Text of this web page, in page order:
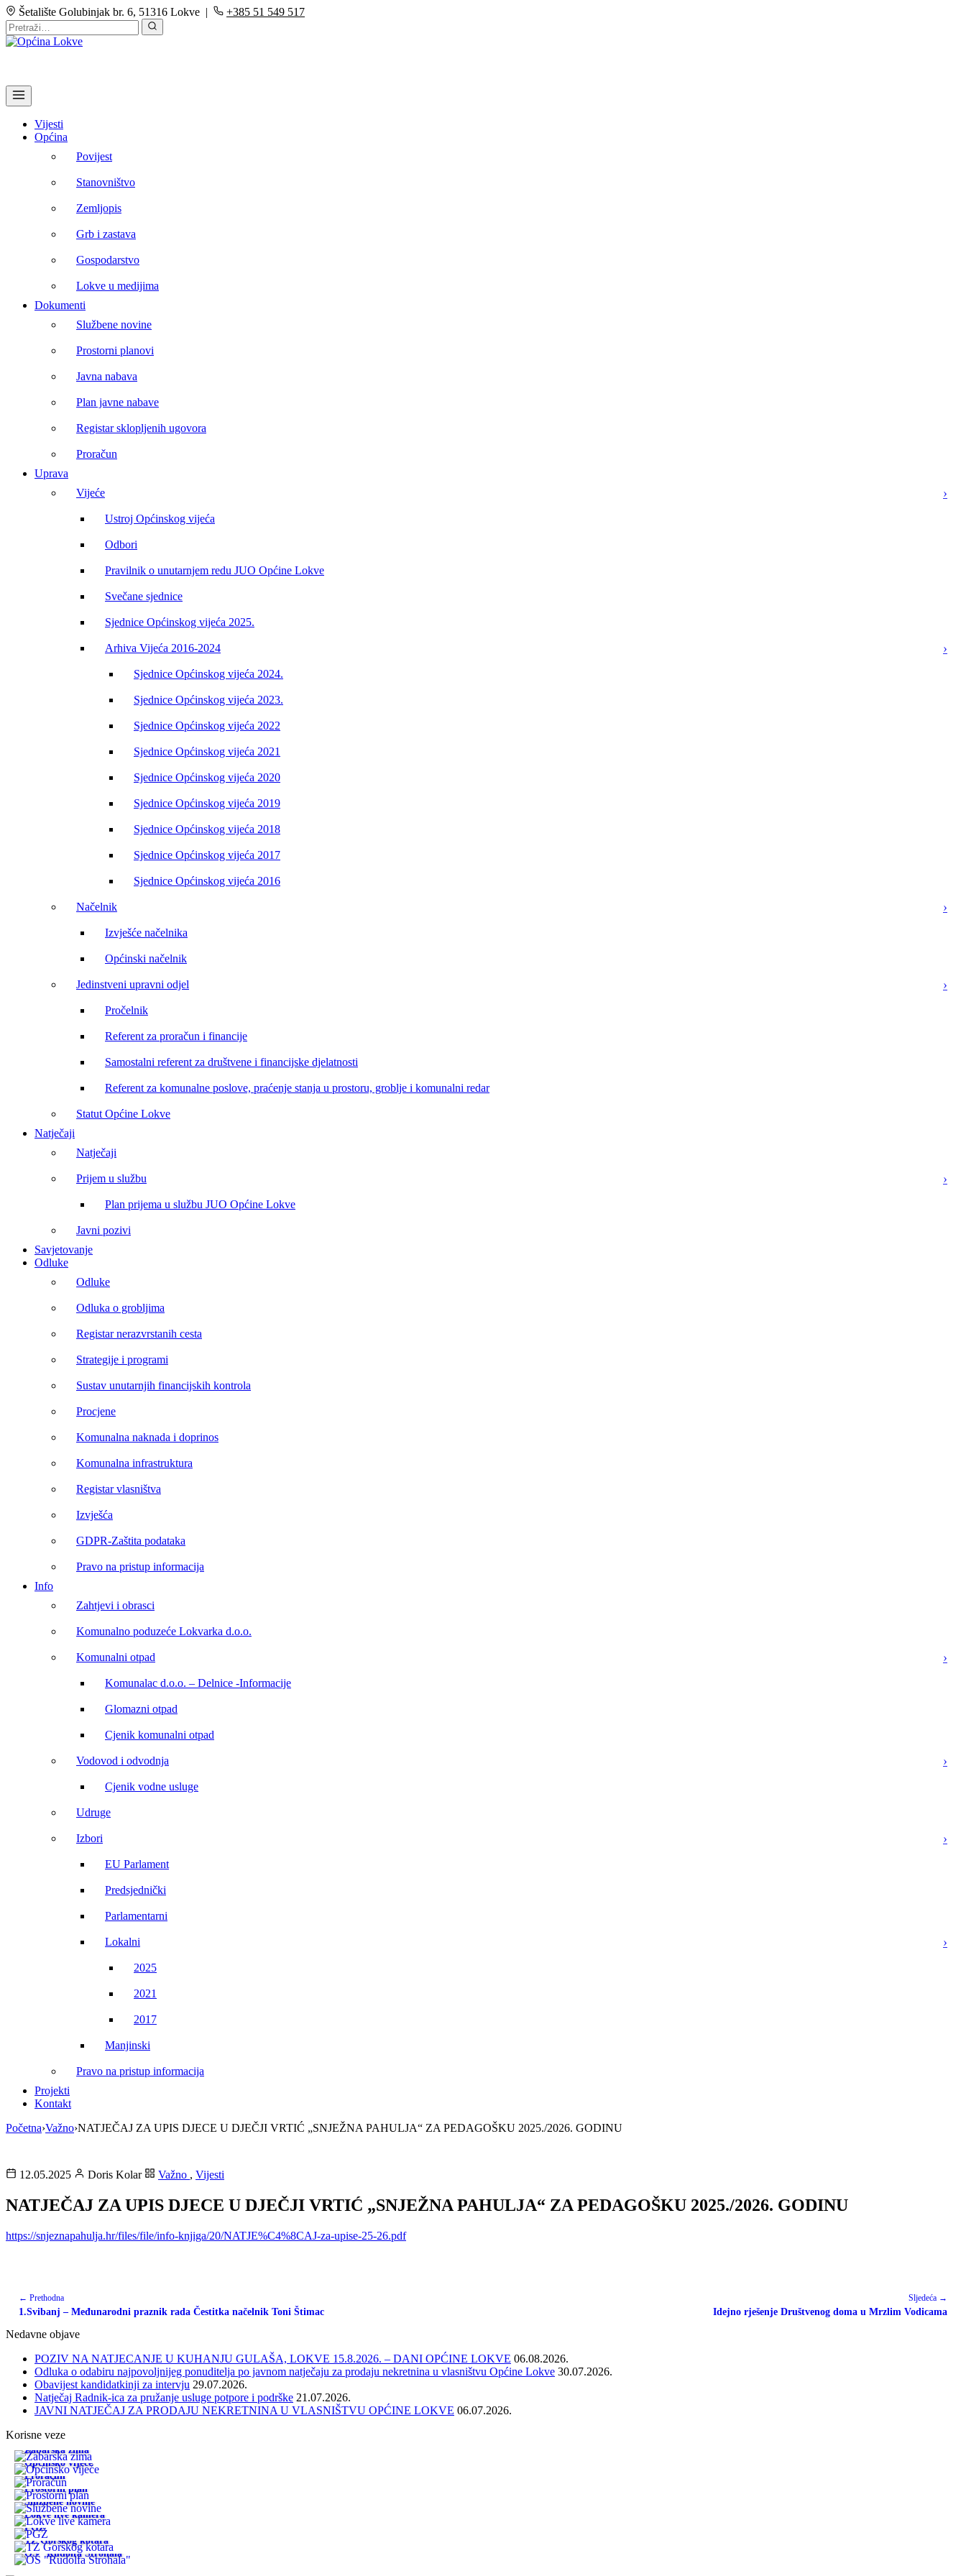
Šetalište Golubinjak br. 6, 51316 Lokve | +385 51 549 517
Vijesti
Općina
Povijest
Stanovništvo
Zemljopis
Grb i zastava
Gospodarstvo
Lokve u medijima
Dokumenti
Službene novine
Prostorni planovi
Javna nabava
Plan javne nabave
Registar sklopljenih ugovora
Proračun
Uprava
Vijeće
Ustroj Općinskog vijeća
Odbori
Pravilnik o unutarnjem redu JUO Općine Lokve
Svečane sjednice
Sjednice Općinskog vijeća 2025.
Arhiva Vijeća 2016-2024
Sjednice Općinskog vijeća 2024.
Sjednice Općinskog vijeća 2023.
Sjednice Općinskog vijeća 2022
Sjednice Općinskog vijeća 2021
Sjednice Općinskog vijeća 2020
Sjednice Općinskog vijeća 2019
Sjednice Općinskog vijeća 2018
Sjednice Općinskog vijeća 2017
Sjednice Općinskog vijeća 2016
Načelnik
Izvješće načelnika
Općinski načelnik
Jedinstveni upravni odjel
Pročelnik
Referent za proračun i financije
Samostalni referent za društvene i financijske djelatnosti
Referent za komunalne poslove, praćenje stanja u prostoru, groblje i komunalni redar
Statut Općine Lokve
Natječaji
Natječaji
Prijem u službu
Plan prijema u službu JUO Općine Lokve
Javni pozivi
Savjetovanje
Odluke
Odluke
Odluka o grobljima
Registar nerazvrstanih cesta
Strategije i programi
Sustav unutarnjih financijskih kontrola
Procjene
Komunalna naknada i doprinos
Komunalna infrastruktura
Registar vlasništva
Izvješća
GDPR-Zaštita podataka
Pravo na pristup informacija
Info
Zahtjevi i obrasci
Komunalno poduzeće Lokvarka d.o.o.
Komunalni otpad
Komunalac d.o.o. – Delnice -Informacije
Glomazni otpad
Cjenik komunalni otpad
Vodovod i odvodnja
Cjenik vodne usluge
Udruge
Izbori
EU Parlament
Predsjednički
Parlamentarni
Lokalni
2025
2021
2017
Manjinski
Pravo na pristup informacija
Projekti
Kontakt
Početna›Važno›NATJEČAJ ZA UPIS DJECE U DJEČJI VRTIĆ „SNJEŽNA PAHULJA“ ZA PEDAGOŠKU 2025./2026. GODINU
12.05.2025 Doris Kolar Važno , Vijesti
NATJEČAJ ZA UPIS DJECE U DJEČJI VRTIĆ „SNJEŽNA PAHULJA“ ZA PEDAGOŠKU 2025./2026. GODINU
https://snjeznapahulja.hr/files/file/info-knjiga/20/NATJE%C4%8CAJ-za-upise-25-26.pdf
← Prethodna
1.Svibanj – Međunarodni praznik rada Čestitka načelnik Toni Štimac
Sljedeća →
Idejno rješenje Društvenog doma u Mrzlim Vodicama
Nedavne objave
POZIV NA NATJECANJE U KUHANJU GULAŠA, LOKVE 15.8.2026. – DANI OPĆINE LOKVE 06.08.2026.
Odluka o odabiru najpovoljnijeg ponuditelja po javnom natječaju za prodaju nekretnina u vlasništvu Općine Lokve 30.07.2026.
Obavijest kandidatkinji za intervju 29.07.2026.
Natječaj Radnik-ica za pružanje usluge potpore i podrške 21.07.2026.
JAVNI NATJEČAJ ZA PRODAJU NEKRETNINA U VLASNIŠTVU OPĆINE LOKVE 06.07.2026.
Korisne veze
Žabarska zima
Općinsko vijeće
Proračun
Prostorni plan
Službene novine
Lokve live kamera
PGŽ
TZ Gorskog kotara
OŠ "Rudolfa Strohala"